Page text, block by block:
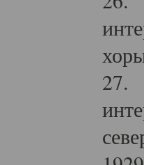
27.